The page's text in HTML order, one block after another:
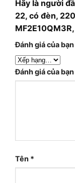
Hãy là người
22, có đèn,
Đánh giá của bạn
Đánh giá của bạn
Tên *